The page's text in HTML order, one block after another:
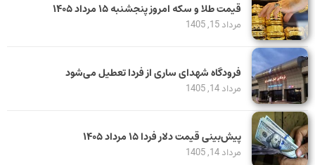
قیمت طلا و سکه امروز پنجشنبه ۱۵ مرداد ۱۴۰۵
مرداد 15, 1405
فرودگاه شهدای ساری از فردا تعطیل می‌شود
مرداد 14, 1405
پیش‌بینی قیمت دلار فردا ۱۵ مرداد ۱۴۰۵
مرداد 14, 1405